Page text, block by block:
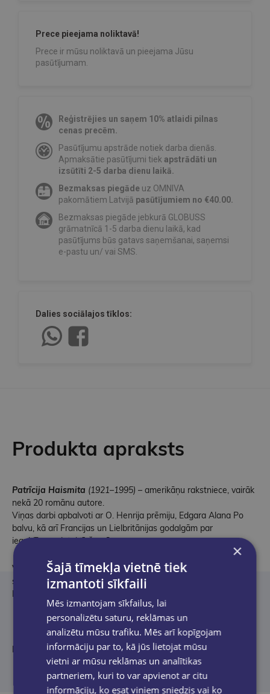
Prece pieejama noliktavā!
Prece ir mūsu noliktavā un pieejama Jūsu
pasūtījumam.
Reģistrējies un saņem 10% atlaidi pilnas
cenas precēm.
Pasūtījumu apstrāde notiek darba dienās.
Apmaksātie pasūtījumi tiek apstrādāti un
izsūtīti 2-5 darba dienu laikā.
Bezmaksas piegāde uz OMNIVA
pakomātiem Latvijā pasūtījumiem no €40.00.
Bezmaksas piegāde jebkurā GLOBUSS
grāmatnīcā 1-5 darba dienu laikā, kad
pasūtījums būs gatavs saņemšanai, saņemsi
e-pastu un/ vai SMS.
Dalies sociālajos tīklos:
Produkta apraksts
Patrīcija Haismita (1921–1995) – amerikāņu rakstniece, vairāk
nekā 20 romānu autore.
Viņas darbi apbalvoti ar O. Henrija prēmiju, Edgara Alana Po
balvu, kā arī Francijas un Lielbritānijas godalgām par
ieguldījumu detektīvžanrā.
Viņas slavenākais radītais tēls ir Toms Riplijs – elegantais
sociopāts, kurš pirmoreiz parādās romānā “Talantīgais misters
Riplijs”.
No angļu valodas tulkojusiMāra Cielēna
×
Šajā tīmekļa vietnē tiek
izmantoti sīkfaili
Mēs izmantojam sīkfailus, lai
personalizētu saturu, reklāmas un
analizētu mūsu trafiku. Mēs arī kopīgojam
informāciju par to, kā jūs lietojat mūsu
vietni ar mūsu reklāmas un analītikas
partneriem, kuri to var apvienot ar citu
informāciju, ko esat viņiem sniedzis vai ko